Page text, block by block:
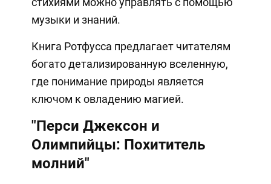
музыки и знаний.
Книга Ротфусса предлагает читателям
богато детализированную вселенную,
где понимание природы является
ключом к овладению магией.
"Перси Джексон и
Олимпийцы: Похититель
молний"